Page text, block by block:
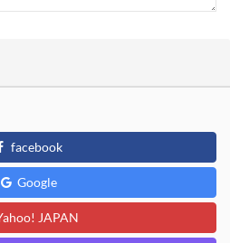
facebook
Google
JAPAN